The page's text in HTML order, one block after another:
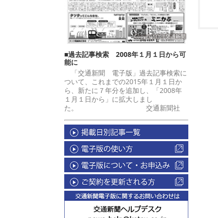
■過去記事検索 2008年１月１日から可
能に
「交通新聞 電子版」過去記事検索に
ついて、これまでの2015年１月１日か
ら、新たに７年分を追加し、「2008年
１月１日から」に拡大しまし
た。 交通新聞社